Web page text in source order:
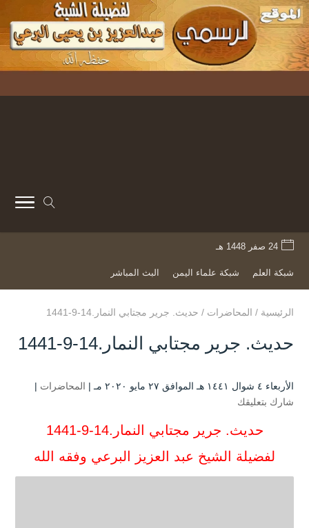
24 صفر 1448 هـ
شبكة العلم شبكة علماء اليمن البث المباشر
الرئيسية / المحاضرات / حديث. جرير مجتابي النمار.14-9-1441
حديث. جرير مجتابي النمار.14-9-1441
الأربعاء ٤ شوال ۱٤٤۱ هـ الموافق ۲۷ مايو ۲۰۲۰ مـ | المحاضرات |
شارك بتعليقك
حديث. جرير مجتابي النمار.14-9-1441
لفضيلة الشيخ عبد العزيز البرعي وفقه الله